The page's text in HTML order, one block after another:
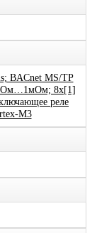
BACnet MS/TP
1Ом…1мОм; 8x[1]
реле
M3